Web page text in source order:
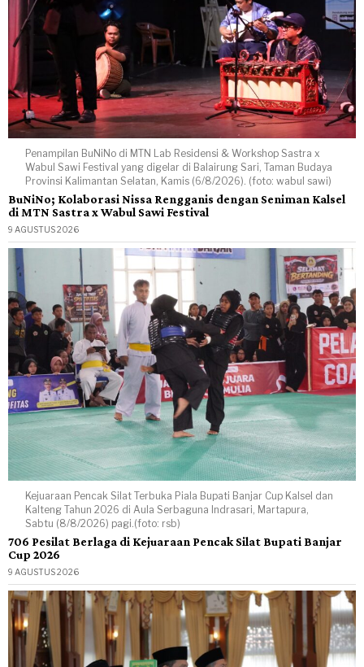
Penampilan BuNiNo di MTN Lab Residensi & Workshop Sastra x
Wabul Sawi Festival yang digelar di Balairung Sari, Taman Budaya
Provinsi Kalimantan Selatan, Kamis (6/8/2026). (foto: wabul sawi)
BuNiNo; Kolaborasi Nissa Rengganis dengan Seniman Kalsel
di MTN Sastra x Wabul Sawi Festival
9 AGUSTUS 2026
Kejuaraan Pencak Silat Terbuka Piala Bupati Banjar Cup Kalsel dan
Kalteng Tahun 2026 di Aula Serbaguna Indrasari, Martapura,
Sabtu (8/8/2026) pagi.(foto: rsb)
706 Pesilat Berlaga di Kejuaraan Pencak Silat Bupati Banjar
Cup 2026
9 AGUSTUS 2026